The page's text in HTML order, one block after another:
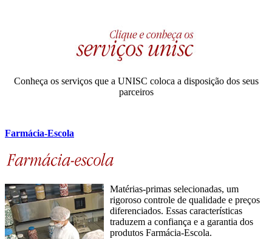
Conheça os serviços que a UNISC coloca a disposição dos seus
parceiros
Farmácia-Escola
Matérias-primas selecionadas, um
rigoroso controle de qualidade e preços
diferenciados. Essas características
traduzem a confiança e a garantia dos
produtos Farmácia-Escola.